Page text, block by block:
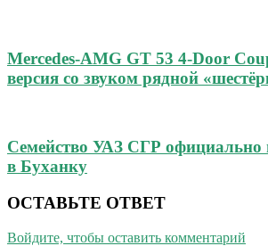
Mercedes-AMG GT 53 4-Door
версия со звуком рядной
Семейство УАЗ СГР официально
в Буханку
ОСТАВЬТЕ ОТВЕТ
Войдите, чтобы оставить комментарий